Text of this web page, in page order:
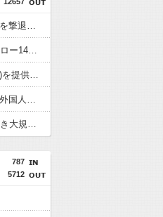
【速報】習近平が愛国心を煽った結果、日本兵を撃退する「抗日テーマパーク」が各地で人気 1000人超が軍服姿で一斉突撃！
習近平政権｢日本に行くな｣国民「はい」→スシロー14時間待ちｗ
【速報】日本赤十字社、韓国に超希少血液Jr(a-)を提供「韓国内では適合する血液を確保できなかった」※今回で4回目
【速報】韓国サッカー協会『すでに時効だ』、外国人審判らへ性的接待疑惑→ロンドン五輪は銅メダルはく奪の可能性「審判の国籍は日本、UAE、イラン」
【おわった】三峡ダム、豪雨で13基の水門を開き大規模放流開始か 下流の工場地帯に洪水流入で崩壊はじまる
787
5712